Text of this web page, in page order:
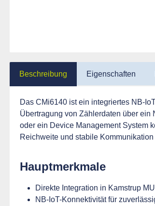
Beschreibung Eigenschaften
Das CMi6140 ist ein integriertes NB-
Übertragung von Zählerdaten über ein
oder ein Device Management System
Reichweite und stabile
Hauptmerkmale
Direkte Integration in Kamstrup
NB-IoT-Konnektivität für